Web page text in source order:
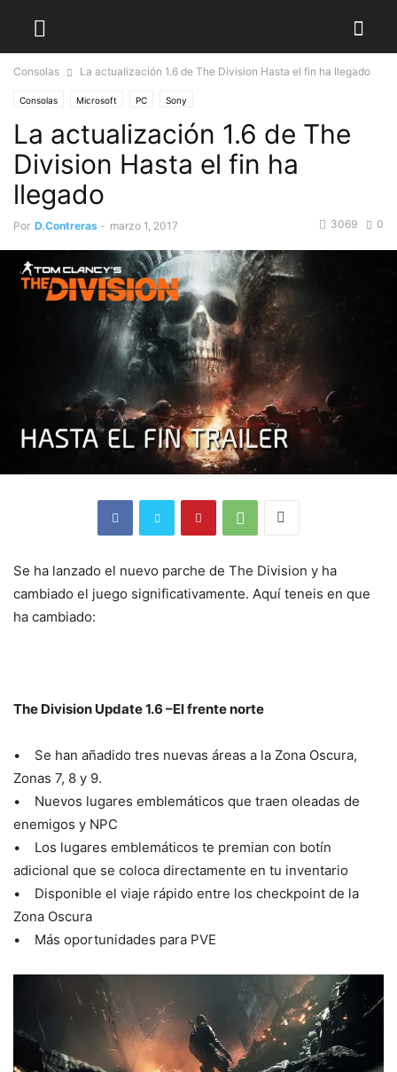
Consolas La actualización 1.6 de The Division Hasta el fin ha llegado
Consolas Microsoft PC Sony
La actualización 1.6 de The
Division Hasta el fin ha
llegado
Por D.Contreras - marzo 1, 2017 0
3069
Se ha lanzado el nuevo parche de The Division y ha
cambiado el juego significativamente. Aquí teneis en que
ha cambiado:
The Division Update 1.6 –El frente norte
• Se han añadido tres nuevas áreas a la Zona Oscura,
Zonas 7, 8 y 9.
• Nuevos lugares emblemáticos que traen oleadas de
enemigos y NPC
• Los lugares emblemáticos te premian con botín
adicional que se coloca directamente en tu inventario
• Disponible el viaje rápido entre los checkpoint de la
Zona Oscura
• Más oportunidades para PVE